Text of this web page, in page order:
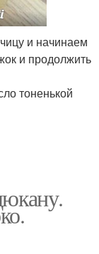
и начинаем
и продолжить
тоненькой